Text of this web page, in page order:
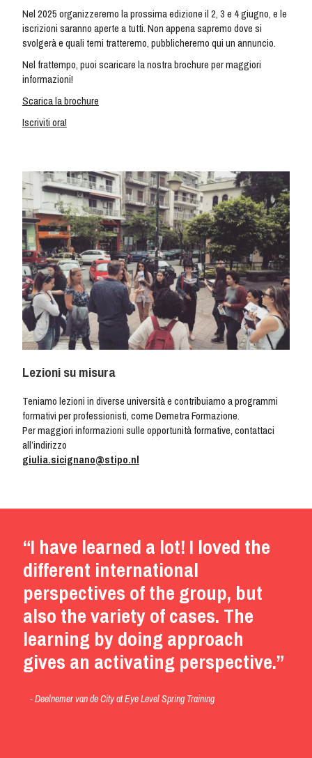
NL EN IT EL
Nel 2025 organizzeremo la prossima edizione il 2, 3 e 4 giugno, e le
iscrizioni saranno aperte a tutti. Non appena sapremo dove si
svolgerà e quali temi tratteremo, pubblicheremo qui un annuncio.
Nel frattempo, puoi scaricare la nostra brochure per maggiori
informazioni!
Scarica la brochure
Iscriviti ora!
Lezioni su misura
Teniamo lezioni in diverse università e contribuiamo a programmi
formativi per professionisti, come Demetra Formazione.
Per maggiori informazioni sulle opportunità formative, contattaci
all’indirizzo
giulia.sicignano@stipo.nl
“I have learned a lot! I loved the
different international
perspectives of the group, but
also the variety of cases. The
learning by doing approach
gives an activating perspective.”
- Deelnemer van de City at Eye Level Spring Training